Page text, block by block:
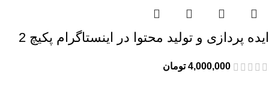
ایده پردازی و تولید محتوا در اینستاگرام پکیچ 2
4,000,000 تومان